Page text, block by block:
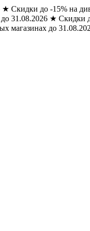
★ Скидки до -15% на
31.08.2026 ★ Скидки
магазинах до